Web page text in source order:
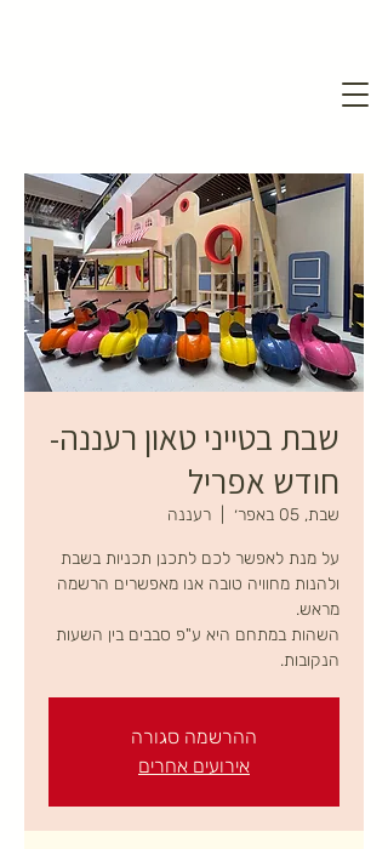
שבת בטייני טאון רעננה-
חודש אפריל
שבת, 05 באפר׳ רעננה
על מנת לאפשר לכם לתכנן תכניות בשבת
ולהנות מחוויה טובה אנו מאפשרים הרשמה
השהות במתחם היא ע"פ סבבים בין השעות
הנקובות.
ההרשמה סגורה
אירועים אחרים